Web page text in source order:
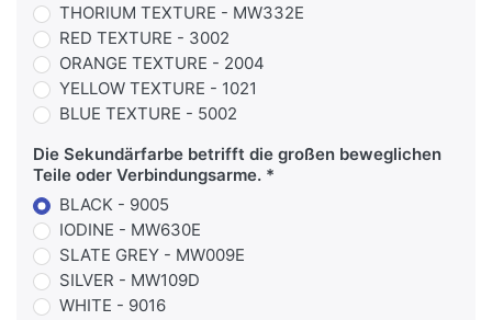
THORIUM TEXTURE - MW332E
RED TEXTURE - 3002
ORANGE TEXTURE - 2004
YELLOW TEXTURE - 1021
BLUE TEXTURE - 5002
Die Sekundärfarbe betrifft die großen beweglichen
Teile oder Verbindungsarme.
BLACK - 9005
IODINE - MW630E
SLATE GREY - MW009E
SILVER - MW109D
WHITE - 9016